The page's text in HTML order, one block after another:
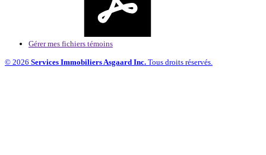
Gérer mes fichiers témoins
© 2026 Services Immobiliers Asgaard Inc. Tous droits réservés.